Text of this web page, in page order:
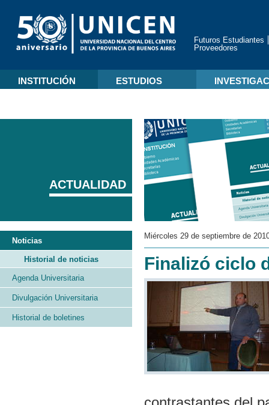
Futuros Estudiantes
Proveedores
INSTITUCIÓN ESTUDIOS
Miércoles 29 de septiembre de
Finalizó ciclo
ACTUALIDAD
Noticias
Historial de noticias
Agenda Universitaria
Divulgación Universitaria
Historial de boletines